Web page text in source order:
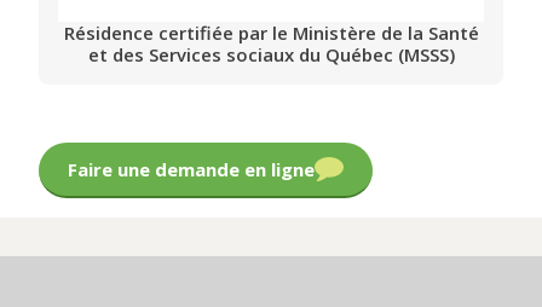
Résidence certifiée par le Ministère de la Santé
et des Services sociaux du Québec (MSSS)
Faire une demande en ligne